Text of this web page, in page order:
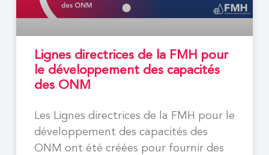
Lignes directrices de la FMH pour
le développement des capacités
des ONM
Les Lignes directrices de la FMH pour le
développement des capacités des
ONM ont été créées pour fournir des